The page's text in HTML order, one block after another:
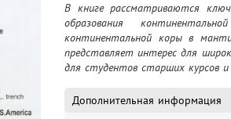
В книге рассматриваются
образования
континентальной коры в
представляет интерес для
для студентов старших курсов и
Дополнительная информация